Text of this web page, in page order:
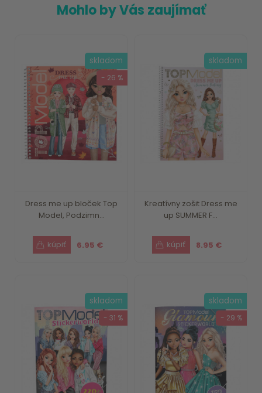
Mohlo by Vás zaujímať
Dress me up bloček Top
Model, Podzimn...
6.95 €
skladom
- 26 %
Kreatívny zošit Dress me
up SUMMER F...
8.95 €
skladom
skladom
- 31 %
skladom
- 29 %